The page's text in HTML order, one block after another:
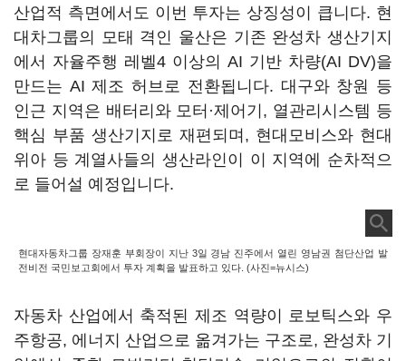
산업적 측면에서도 이번 투자는 상징성이 큽니다. 현
대차그룹의 모태 격인 울산은 기존 완성차 생산기지
에서 자율주행 레벨4 이상의 AI 기반 차량(AI DV)을
만드는 AI 제조 허브로 전환됩니다. 대구와 창원 등
인근 지역은 배터리와 모터·제어기, 열관리시스템 등
핵심 부품 생산기지로 재편되며, 현대모비스와 현대
위아 등 계열사들의 생산라인이 이 지역에 순차적으
로 들어설 예정입니다.
현대자동차그룹 장재훈 부회장이 지난 3일 경남 진주에서 열린 영남권 첨단산업 발
전비전 국민보고회에서 투자 계획을 발표하고 있다. (사진=뉴시스)
자동차 산업에서 축적된 제조 역량이 로보틱스와 우
주항공, 에너지 산업으로 옮겨가는 구조로, 완성차 기